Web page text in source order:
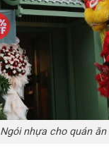
Ngói nhựa cho quán ăn